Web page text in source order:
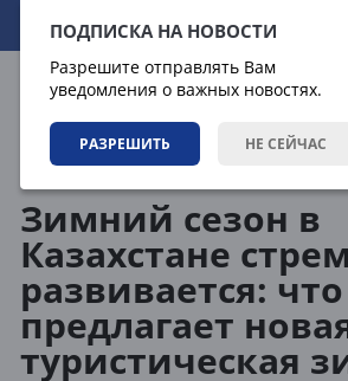
ПОДПИСКА НА НОВОСТИ
Разрешите отправлять Вам
уведомления о важных новостях.
РАЗРЕШИТЬ НЕ СЕЙЧАС
07.08.2026 10:36:45
Зимний сезон в
Казахстане
развивается: что
предлагает
туристическая